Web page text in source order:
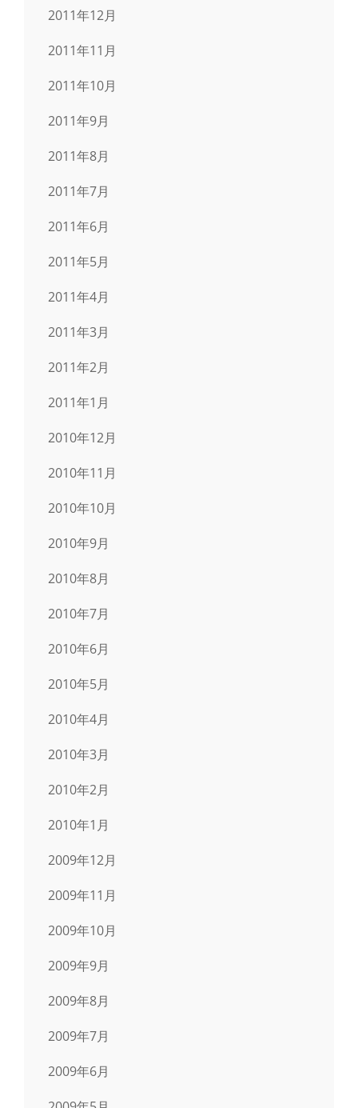
2011年12月
2011年11月
2011年10月
2011年9月
2011年8月
2011年7月
2011年6月
2011年5月
2011年4月
2011年3月
2011年2月
2011年1月
2010年12月
2010年11月
2010年10月
2010年9月
2010年8月
2010年7月
2010年6月
2010年5月
2010年4月
2010年3月
2010年2月
2010年1月
2009年12月
2009年11月
2009年10月
2009年9月
2009年8月
2009年7月
2009年6月